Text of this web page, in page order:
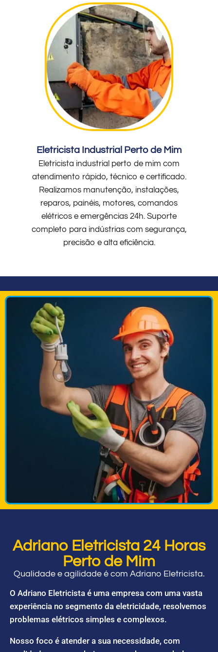
Eletricista Industrial Perto de Mim
Eletricista industrial perto de mim com
atendimento rápido, técnico e certificado.
Realizamos manutenção, instalações,
reparos, painéis, motores, comandos
elétricos e emergências 24h. Suporte
completo para indústrias com segurança,
precisão e alta eficiência.
Adriano Eletricista 24 Horas
Perto de Mim
Qualidade e agilidade é com Adriano Eletricista.
O Adriano Eletricista é uma empresa com uma vasta
experiência no segmento da eletricidade, resolvemos
problemas elétricos simples e complexos.
Nosso foco é atender a sua necessidade, com